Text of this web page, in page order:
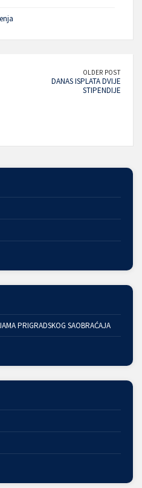
OLDER POST
DANAS ISPLATA DVIJE
STIPENDIJE
PRIGRADSKOG SAOBRAĆAJA